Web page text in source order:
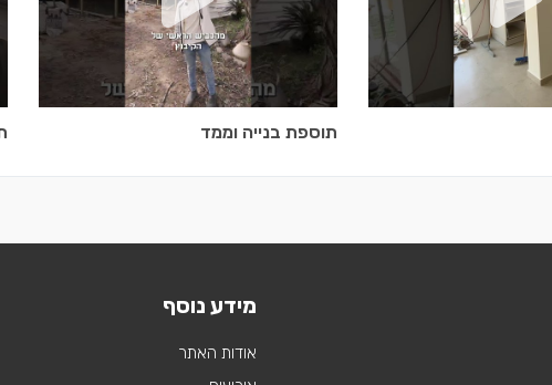
תוספת בנייה וממד
מידע נוסף
אודות האתר